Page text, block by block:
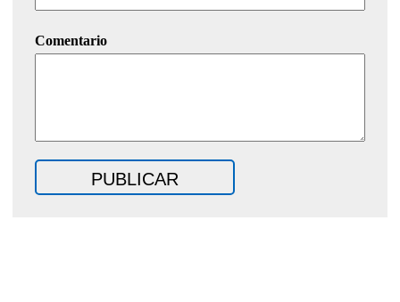
Comentario